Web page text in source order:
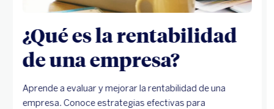
¿Qué es la rentabilidad
de una empresa?
Aprende a evaluar y mejorar la rentabilidad de una
empresa. Conoce estrategias efectivas para